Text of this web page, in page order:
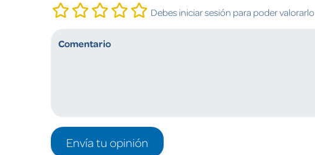
Debes iniciar sesión para poder valorarlo
Envía tu opinión